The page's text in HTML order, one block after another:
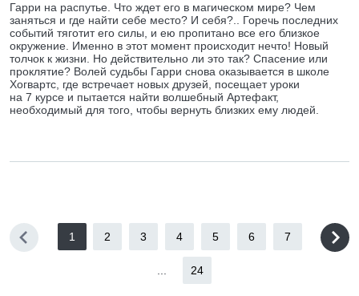
Гарри на распутье. Что ждет его в магическом мире? Чем
заняться и где найти себе место? И себя?.. Горечь последних
событий тяготит его силы, и ею пропитано все его близкое
окружение. Именно в этот момент происходит нечто! Новый
толчок к жизни. Но действительно ли это так? Спасение или
проклятие? Волей судьбы Гарри снова оказывается в школе
Хогвартс, где встречает новых друзей, посещает уроки
на 7 курсе и пытается найти волшебный Артефакт,
необходимый для того, чтобы вернуть близких ему людей.
1 2 3 4 5 6 7
24